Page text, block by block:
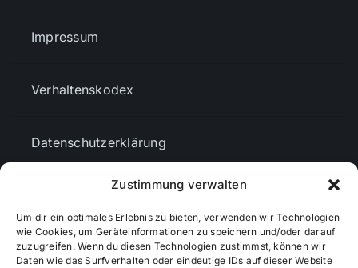
Zustimmung verwalten
Um dir ein optimales Erlebnis zu bieten, verwenden wir Technologien
wie Cookies, um Geräteinformationen zu speichern und/oder darauf
zuzugreifen. Wenn du diesen Technologien zustimmst, können wir
Daten wie das Surfverhalten oder eindeutige IDs auf dieser Website
Impressum
Verhaltenskodex
Datenschutzerklärung
Cookie-Richtlinie (EU)